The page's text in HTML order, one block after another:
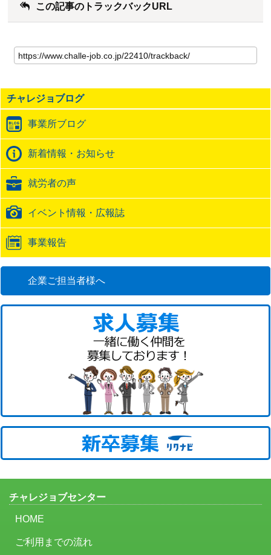
この記事のトラックバックURL
の
記
の
ト
ッ
ク
バ
ッ
URL
チャレジョブログ
事業所ブログ
新着情報・お知らせ
就労者の声
イベント情報・広報誌
事業報告
企業ご担当者様へ
チャレジョブセンター
HOME
ご利用までの流れ